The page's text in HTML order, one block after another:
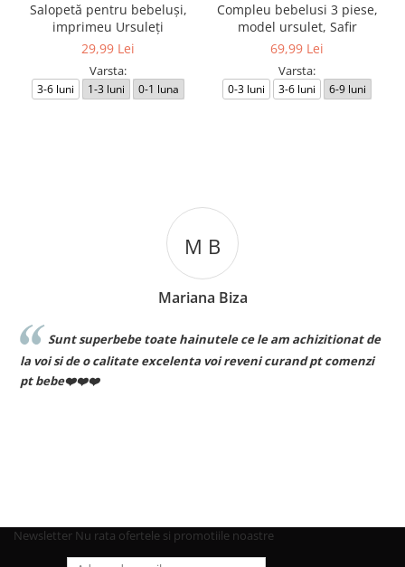
Salopetă pentru bebeluși,
imprimeu Ursuleți
29,99 Lei
Varsta:
3-6 luni 1-3 luni 0-1 luna
Compleu bebelusi 3 piese,
model ursulet, Safir
69,99 Lei
Varsta:
0-3 luni 3-6 luni 6-9 luni
M B
Mariana Biza
Sunt superbebe toate hainutele ce le am achizitionat de
la voi si de o calitate excelenta voi reveni curand pt comenzi
pt bebe❤️❤️❤️
Newsletter Nu rata ofertele si promotiile noastre